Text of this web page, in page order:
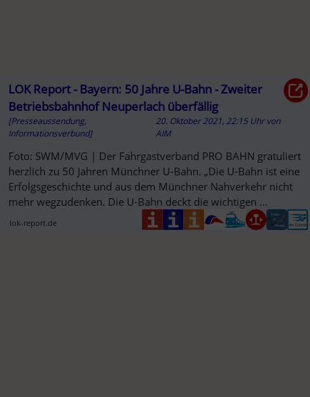
LOK Report - Bayern: 50 Jahre U-Bahn - Zweiter
Betriebsbahnhof Neuperlach überfällig
[Presseaussendung,
Informationsverbund]
20. Oktober 2021, 22:15 Uhr von
AIM
Foto: SWM/MVG | Der Fahrgastverband PRO BAHN gratuliert
herzlich zu 50 Jahren Münchner U-Bahn. „Die U-Bahn ist eine
Erfolgsgeschichte und aus dem Münchner Nahverkehr nicht
mehr wegzudenken. Die U-Bahn deckt die wichtigen ...
lok-report.de